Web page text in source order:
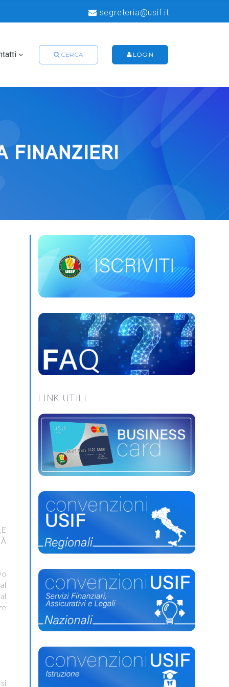
segreteria@usif.it
CERCA LOGIN
LINK UTILI